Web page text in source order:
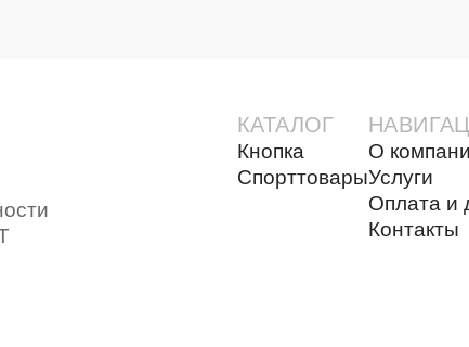
КАТАЛОГ
Кнопка
Спорттовары
О
Услуги
Оплата и
Контакты